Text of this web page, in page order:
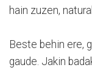
hain zuzen,
Beste behin ere,
gaude. Jakin